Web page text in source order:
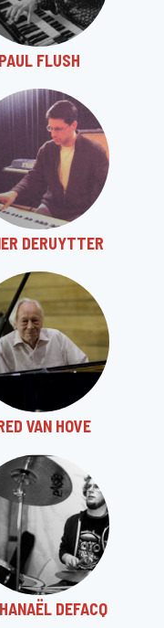
PAUL FLUSH
DERUYTTER
VAN HOVE
DEFACQ